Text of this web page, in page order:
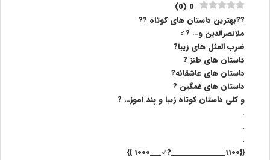
0
(
0
)
??بهترین داستان های کوتاه ??
ملانصرالدین و… ?‍♂️
ضرب المثل های زیبا?
داستان های طنز ?
داستان های عاشقانه?
داستان های غمگین ?
و کلی داستان کوتاه زیبا و پند آموز… ?
.
.
.
{{۱۱۰۰_______________?‍♂️___۱۰۰۰ }}